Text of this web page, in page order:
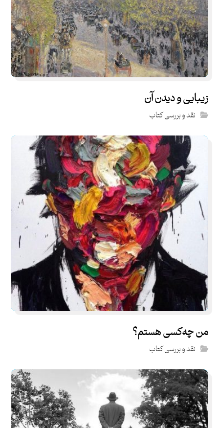
زیبایی و دیدن آن
نقد و بررسی کتاب
من چه‌کسی هستم؟
نقد و بررسی کتاب